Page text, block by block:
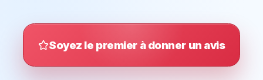
Soyez le premier à donner un avis